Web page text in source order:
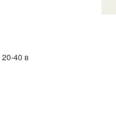
40 в